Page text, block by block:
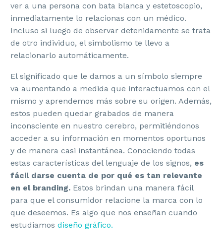
ver a una persona con bata blanca y estetoscopio,
inmediatamente lo relacionas con un médico.
Incluso si luego de observar detenidamente se trata
de otro individuo, el simbolismo te llevo a
relacionarlo automáticamente.
El significado que le damos a un símbolo siempre
va aumentando a medida que interactuamos con el
mismo y aprendemos más sobre su origen. Además,
estos pueden quedar grabados de manera
inconsciente en nuestro cerebro, permitiéndonos
acceder a su información en momentos oportunos
y de manera casi instantánea. Conociendo todas
estas características del lenguaje de los signos, es
fácil darse cuenta de por qué es tan relevante
en el branding. Estos brindan una manera fácil
para que el consumidor relacione la marca con lo
que deseemos. Es algo que nos enseñan cuando
estudiamos diseño gráfico.